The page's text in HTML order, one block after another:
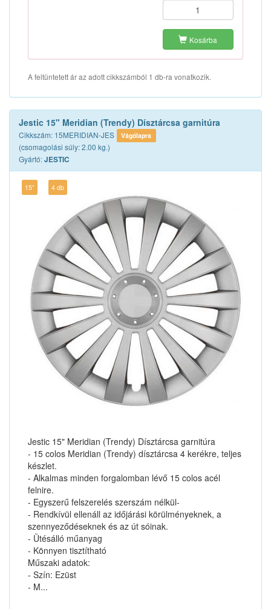
Kosárba
A feltüntetett ár az adott cikkszámból 1 db-ra vonatkozik.
Jestic 15" Meridian (Trendy) Dísztárcsa garnitúra
Cikkszám: 15MERIDIAN-JES Vágólapra
(csomagolási súly: 2.00 kg.)
Gyártó:JESTIC
15" 4 db
Jestic 15" Meridian (Trendy) Dísztárcsa garnitúra
- 15 colos Meridian (Trendy) dísztárcsa 4 kerékre, teljes
készlet.
- Alkalmas minden forgalomban lévő 15 colos acél
felnire.
- Egyszerű felszerelés szerszám nélkül-
- Rendkívül ellenáll az időjárási körülményeknek, a
szennyeződéseknek és az út sóinak.
- Ütésálló műanyag
- Könnyen tisztítható
Műszaki adatok:
- Szín: Ezüst
- M...